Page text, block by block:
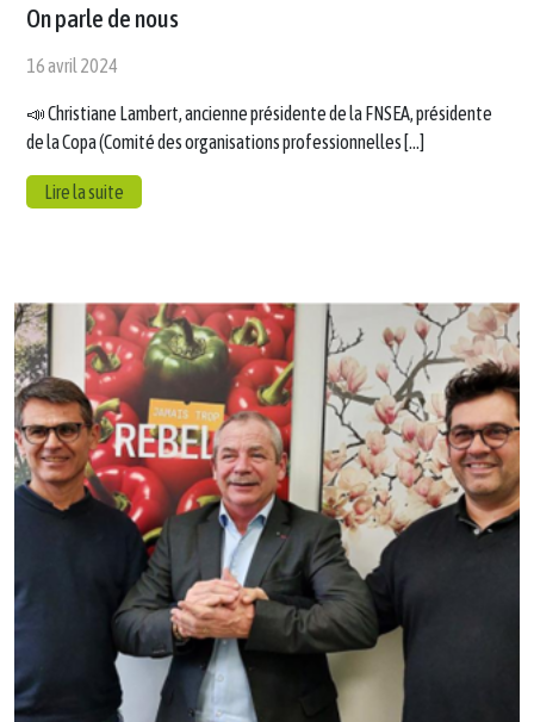
On parle de nous
16 avril 2024
📣 Christiane Lambert, ancienne présidente de la FNSEA, présidente
de la Copa (Comité des organisations professionnelles […]
Lire la suite